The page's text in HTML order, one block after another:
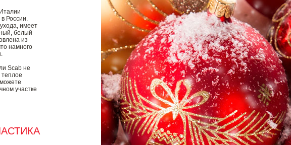
России.
имеет
белый
из
намного
Scab не
теплое
участке